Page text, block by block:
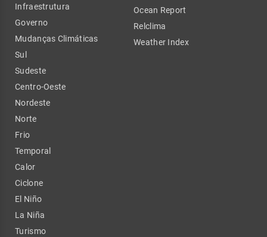
Infraestrutura
Governo
Mudanças Climáticas
Sul
Sudeste
Centro-Oeste
Nordeste
Norte
Frio
Temporal
Calor
Ciclone
El Niño
La Niña
Turismo
Ocean Report
Relclima
Weather Index